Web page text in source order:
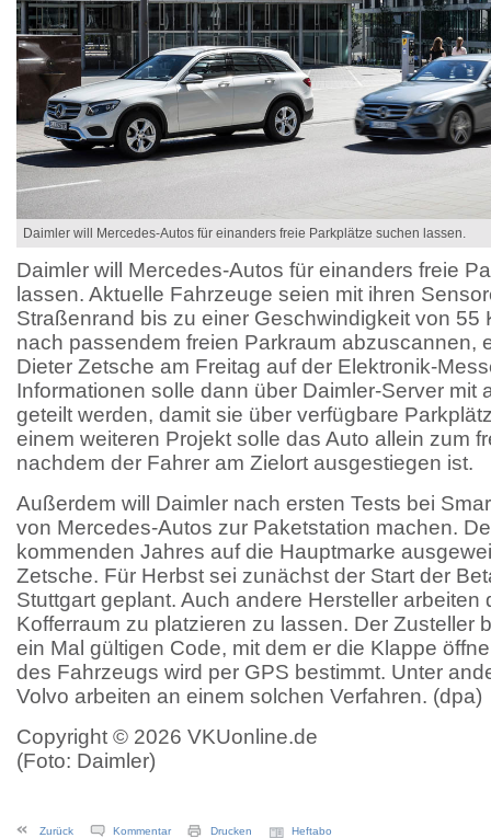
Daimler will Mercedes-Autos für einanders freie Parkplätze suchen lassen.
Daimler will Mercedes-Autos für einanders freie
lassen. Aktuelle Fahrzeuge seien mit ihren
Straßenrand bis zu einer Geschwindigkeit von 55
nach passendem freien Parkraum abzuscannen,
Dieter Zetsche am Freitag auf der Elektronik-
Informationen solle dann über Daimler-Server mit
geteilt werden, damit sie über verfügbare
einem weiteren Projekt solle das Auto allein zum
nachdem der Fahrer am Zielort ausgestiegen ist.
Außerdem will Daimler nach ersten Tests bei
von Mercedes-Autos zur Paketstation machen.
kommenden Jahres auf die Hauptmarke
Zetsche. Für Herbst sei zunächst der Start der
Stuttgart geplant. Auch andere Hersteller arbeiten
Kofferraum zu platzieren zu lassen. Der Zusteller
ein Mal gültigen Code, mit dem er die Klappe
des Fahrzeugs wird per GPS bestimmt. Unter
Volvo arbeiten an einem solchen Verfahren. (dpa)
Copyright © 2026 VKUonline.de
(Foto: Daimler)
Zurück Kommentar Drucken Heftabo